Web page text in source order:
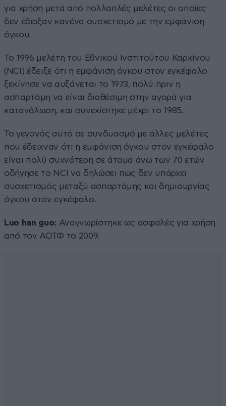
για χρήση μετά από πολλαπλές μελέτες οι οποίες
δεν έδειξαν κανένα συσχετισμό με την εμφάνιση
όγκου.
Το 1996 μελέτη του Εθνικού Ινστιτούτου Καρκίνου
(NCI) έδειξε ότι η εμφάνιση όγκου στον εγκέφαλο
ξεκίνησε να αυξάνεται το 1973, πολύ πριν η
ασπαρτάμη να είναι διαθέσιμη στην αγορά για
κατανάλωση, και συνεχίστηκε μέχρι το 1985.
Το γεγονός αυτό σε συνδυασμό με άλλες μελέτες
που έδειχναν ότι η εμφάνιση όγκου στον εγκέφαλο
είναι πολύ συχνότερη σε άτομα άνω των 70 ετών
οδήγησε το NCI να δηλώσει πως δεν υπάρχει
συσχετισμός μεταξύ ασπαρτάμης και δημιουργίας
όγκου στον εγκέφαλο.
Luo han guo: Αναγνωρίστηκε ως ασφαλές για χρήση
από τον ΑΟΤΦ το 2009.